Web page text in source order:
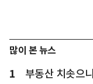
많이 본 뉴스
1 부동산 치솟으